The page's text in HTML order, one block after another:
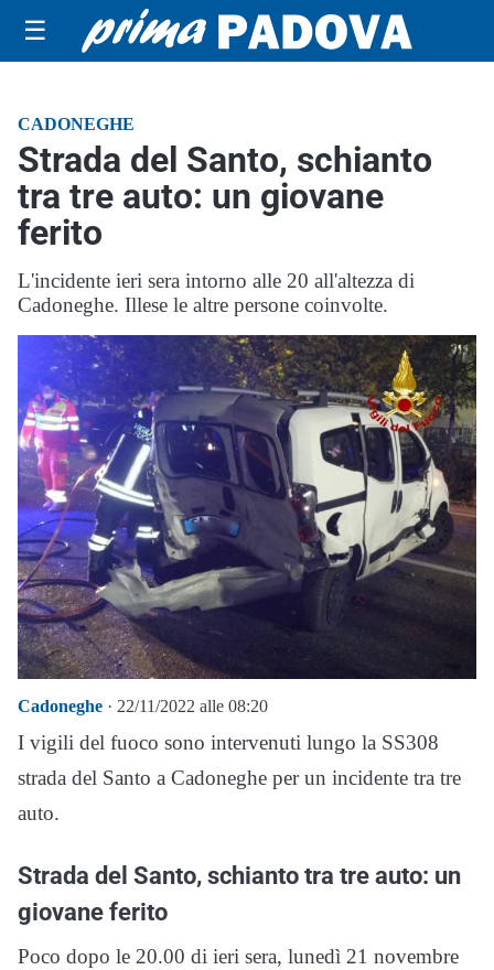
☰
CADONEGHE
Strada del Santo, schianto
tra tre auto: un giovane
ferito
L'incidente ieri sera intorno alle 20 all'altezza di
Cadoneghe. Illese le altre persone coinvolte.
Cadoneghe · 22/11/2022 alle 08:20
I vigili del fuoco sono intervenuti lungo la SS308
strada del Santo a Cadoneghe per un incidente tra tre
auto.
Strada del Santo, schianto tra tre auto: un
giovane ferito
Poco dopo le 20.00 di ieri sera, lunedì 21 novembre